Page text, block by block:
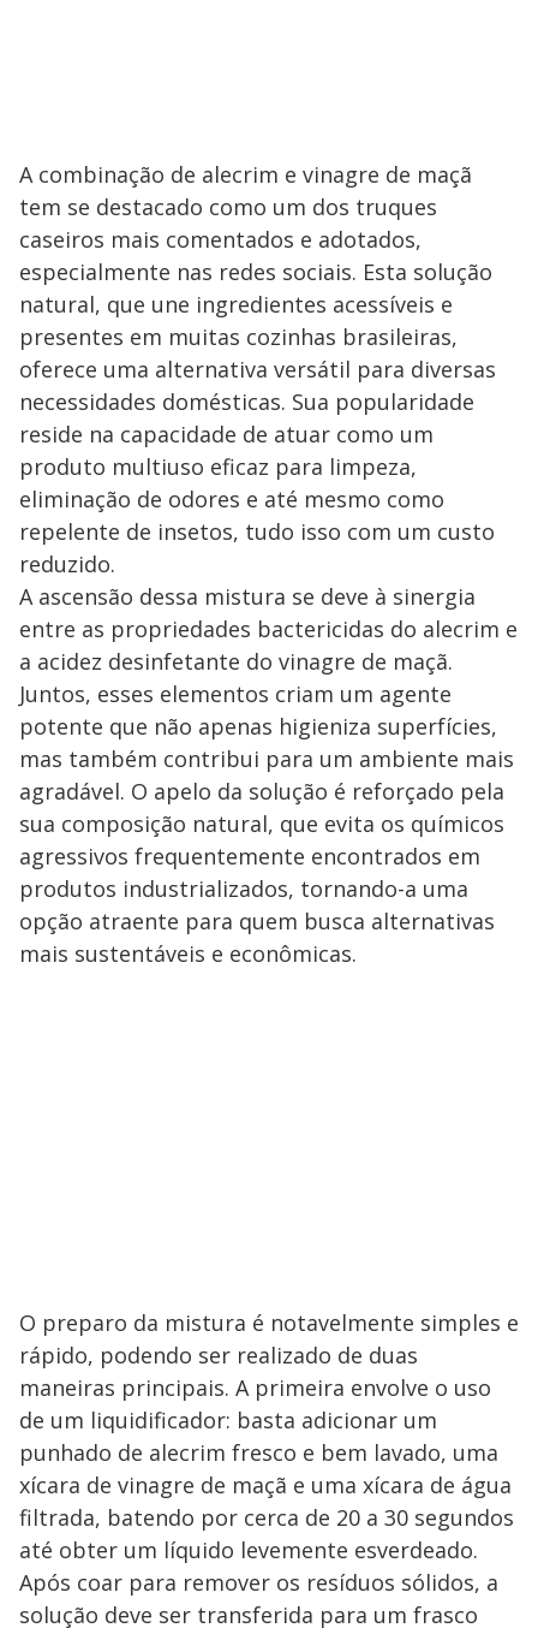
A combinação de alecrim e vinagre de maçã
tem se destacado como um dos truques
caseiros mais comentados e adotados,
especialmente nas redes sociais. Esta solução
natural, que une ingredientes acessíveis e
presentes em muitas cozinhas brasileiras,
oferece uma alternativa versátil para diversas
necessidades domésticas. Sua popularidade
reside na capacidade de atuar como um
produto multiuso eficaz para limpeza,
eliminação de odores e até mesmo como
repelente de insetos, tudo isso com um custo
reduzido.
A ascensão dessa mistura se deve à sinergia
entre as propriedades bactericidas do alecrim e
a acidez desinfetante do vinagre de maçã.
Juntos, esses elementos criam um agente
potente que não apenas higieniza superfícies,
mas também contribui para um ambiente mais
agradável. O apelo da solução é reforçado pela
sua composição natural, que evita os químicos
agressivos frequentemente encontrados em
produtos industrializados, tornando-a uma
opção atraente para quem busca alternativas
mais sustentáveis e econômicas.
O preparo da mistura é notavelmente simples e
rápido, podendo ser realizado de duas
maneiras principais. A primeira envolve o uso
de um liquidificador: basta adicionar um
punhado de alecrim fresco e bem lavado, uma
xícara de vinagre de maçã e uma xícara de água
filtrada, batendo por cerca de 20 a 30 segundos
até obter um líquido levemente esverdeado.
Após coar para remover os resíduos sólidos, a
solução deve ser transferida para um frasco